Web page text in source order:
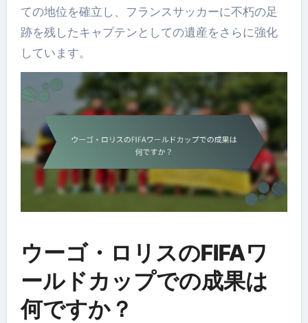
ての地位を確立し、フランスサッカーに不朽の足
跡を残したキャプテンとしての遺産をさらに強化
しています。
ウーゴ・ロリスのFIFAワ
ールドカップでの成果は
何ですか？